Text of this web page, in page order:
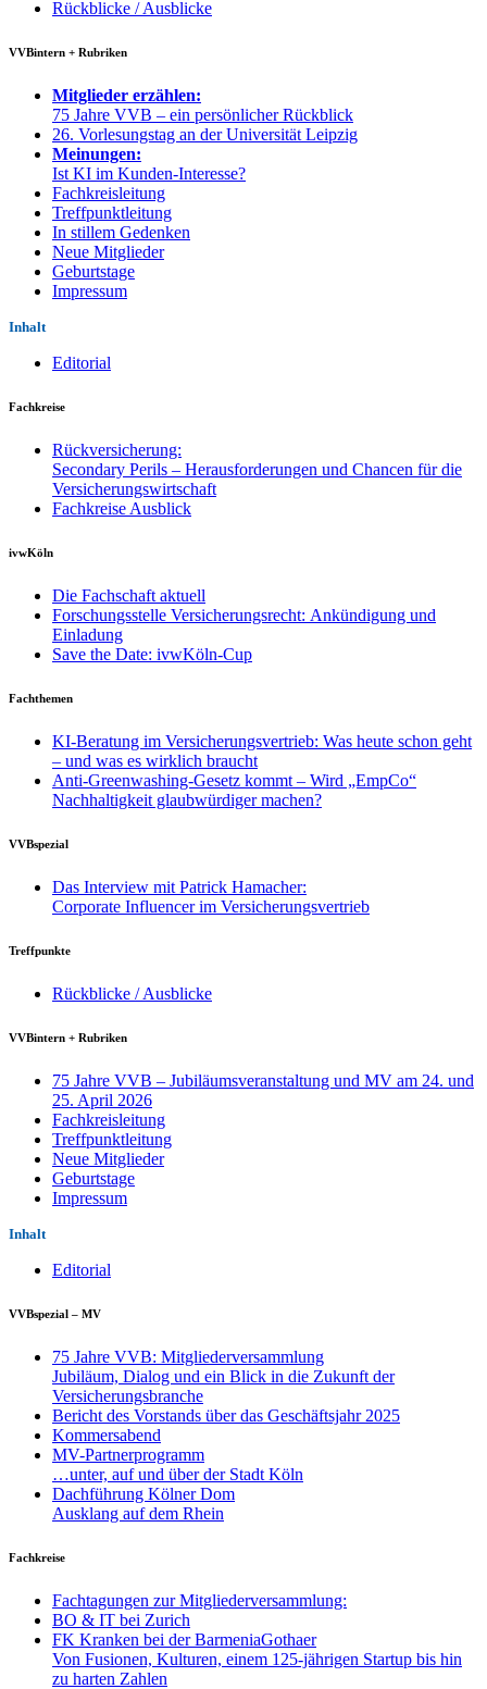
Rückblicke / Ausblicke
VVBintern + Rubriken
Mitglieder erzählen:
75 Jahre VVB – ein persönlicher Rückblick
26. Vorlesungstag an der Universität Leipzig
Meinungen:
Ist KI im Kunden-Interesse?
Fachkreisleitung
Treffpunktleitung
In stillem Gedenken
Neue Mitglieder
Geburtstage
Impressum
Inhalt
Editorial
Fachkreise
Rückversicherung:
Secondary Perils – Herausforderungen und Chancen für die
Versicherungswirtschaft
Fachkreise Ausblick
ivwKöln
Die Fachschaft aktuell
Forschungsstelle Versicherungsrecht: Ankündigung und
Einladung
Save the Date: ivwKöln-Cup
Fachthemen
KI-Beratung im Versicherungsvertrieb: Was heute schon geht
– und was es wirklich braucht
Anti-Greenwashing-Gesetz kommt – Wird „EmpCo“
Nachhaltigkeit glaubwürdiger machen?
VVBspezial
Das Interview mit Patrick Hamacher:
Corporate Influencer im Versicherungsvertrieb
Treffpunkte
Rückblicke / Ausblicke
VVBintern + Rubriken
75 Jahre VVB – Jubiläumsveranstaltung und MV am 24. und
25. April 2026
Fachkreisleitung
Treffpunktleitung
Neue Mitglieder
Geburtstage
Impressum
Inhalt
Editorial
VVBspezial – MV
75 Jahre VVB: Mitgliederversammlung
Jubiläum, Dialog und ein Blick in die Zukunft der
Versicherungsbranche
Bericht des Vorstands über das Geschäftsjahr 2025
Kommersabend
MV-Partnerprogramm
…unter, auf und über der Stadt Köln
Dachführung Kölner Dom
Ausklang auf dem Rhein
Fachkreise
Fachtagungen zur Mitgliederversammlung:
BO & IT bei Zurich
FK Kranken bei der BarmeniaGothaer
Von Fusionen, Kulturen, einem 125-jährigen Startup bis hin
zu harten Zahlen